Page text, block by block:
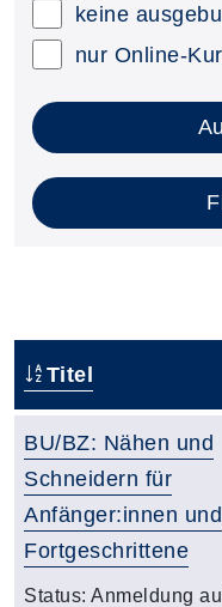
keine
nur Online-
Titel
BU/BZ: Nähen und
Schneidern für
Anfänger:innen und
Fortgeschrittene
Status: Anmeldung